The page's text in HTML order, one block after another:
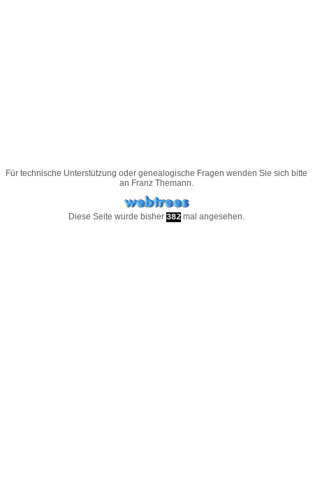
Für technische Unterstützung oder genealogische Fragen wenden Sie sich bitte
an Franz Themann.
Diese Seite wurde bisher 382 mal angesehen.